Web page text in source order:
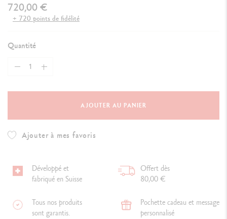
720,00 €
+ 720 points de fidélité
Quantité
AJOUTER AU PANIER
Ajouter à mes favoris
Développé et
fabriqué en Suisse
Offert dès
80,00 €
Tous nos produits
sont garantis.
Pochette cadeau et message
personnalisé